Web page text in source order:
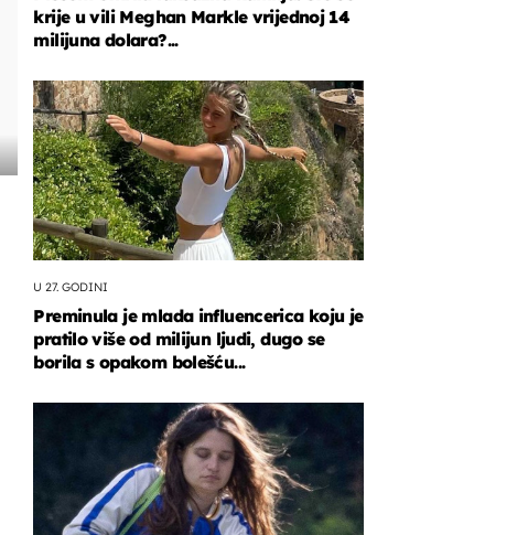
krije u vili Meghan Markle vrijednoj 14
milijuna dolara?...
U 27. GODINI
Preminula je mlada influencerica koju je
pratilo više od milijun ljudi, dugo se
borila s opakom bolešću...